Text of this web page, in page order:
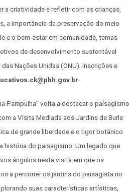
a criatividade e refletir com as crianças,
a importância da preservação do meio
e o bem-estar em comunidade, temas
de desenvolvimento sustentável
Nações Unidas (ONU). Inscrições e
.
Pampulha” volta a destacar o paisagismo
a Visita Mediada aos Jardins de Burle
de grande liberdade e o rigor botânico
história do paisagismo. Um legado que
ângulos nesta visita em que os
a percorrer os jardins do paisagista no
suas características artísticas,